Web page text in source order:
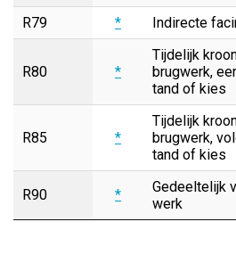
R79 * Indirecte
R80 *
Tijdelijk
brugwerk,
tand of kies
R85 *
Tijdelijk
brugwerk,
tand of kies
R90 *
Gedeeltelijk
werk